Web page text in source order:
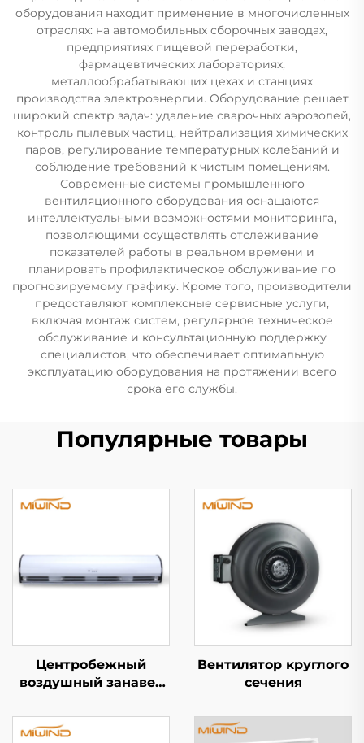
оборудования находит применение в многочисленных
отраслях: на автомобильных сборочных заводах,
предприятиях пищевой переработки,
фармацевтических лабораториях,
металлообрабатывающих цехах и станциях
производства электроэнергии. Оборудование решает
широкий спектр задач: удаление сварочных аэрозолей,
контроль пылевых частиц, нейтрализация химических
паров, регулирование температурных колебаний и
соблюдение требований к чистым помещениям.
Современные системы промышленного
вентиляционного оборудования оснащаются
интеллектуальными возможностями мониторинга,
позволяющими осуществлять отслеживание
показателей работы в реальном времени и
планировать профилактическое обслуживание по
прогнозируемому графику. Кроме того, производители
предоставляют комплексные сервисные услуги,
включая монтаж систем, регулярное техническое
обслуживание и консультационную поддержку
специалистов, что обеспечивает оптимальную
эксплуатацию оборудования на протяжении всего
срока его службы.
Популярные товары
Центробежный
воздушный занавес
Вентилятор круглого
сечения